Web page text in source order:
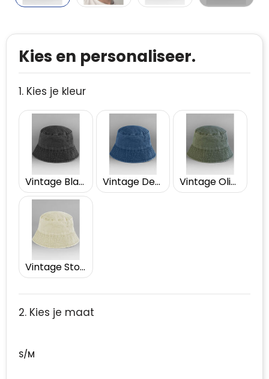
Kies en personaliseer.
1. Kies je kleur
Vintage Black Vintage Denim Vintage Olive
Vintage Stone
2. Kies je maat
S/M